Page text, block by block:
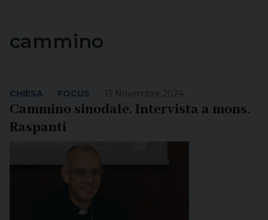
cammino
13 Novembre 2024
CHIESA FOCUS
Cammino sinodale. Intervista a mons.
Raspanti